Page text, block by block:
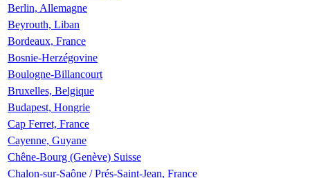
Berlin, Allemagne
Beyrouth, Liban
Bordeaux, France
Bosnie-Herzégovine
Boulogne-Billancourt
Bruxelles, Belgique
Budapest, Hongrie
Cap Ferret, France
Cayenne, Guyane
Chêne-Bourg (Genève) Suisse
Chalon-sur-Saône / Prés-Saint-Jean, France